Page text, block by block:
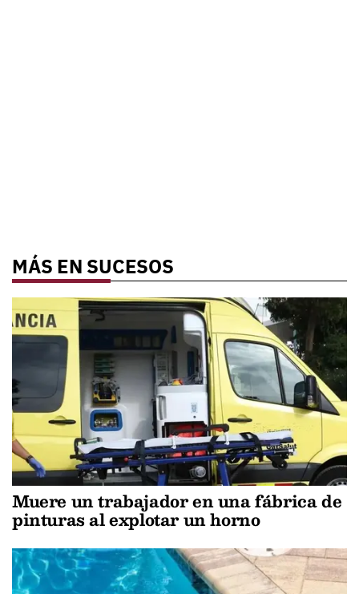
MÁS EN SUCESOS
Muere un trabajador en una fábrica de
pinturas al explotar un horno